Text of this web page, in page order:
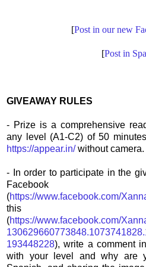
[Post in our new
[Post in
GIVEAWAY RULES
- Prize is a comprehensive
any level (A1-C2) of 50
https://appear.in/ without camera.
- In order to participate in the
(https://www.facebook.com/
this
(https://www.facebook.com/
193448228), write a comment
with your level and why are